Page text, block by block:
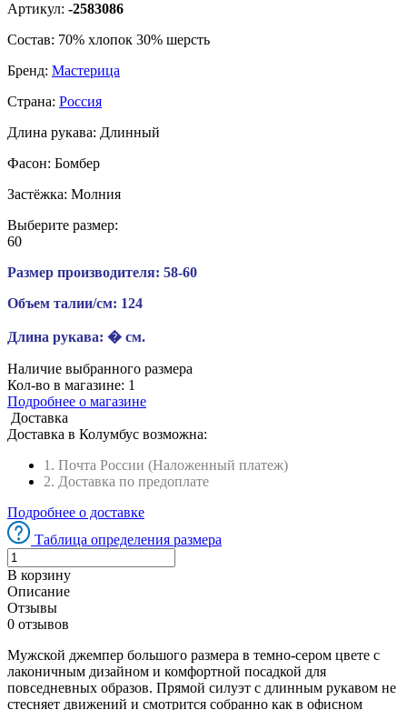
Артикул: -2583086
Состав: 70% хлопок 30% шерсть
Бренд: Мастерица
Страна: Россия
Длина рукава: Длинный
Фасон: Бомбер
Застёжка: Молния
Выберите размер:
60
Размер производителя: 58-60
Объем талии/см: 124
Длина рукава: � см.
Наличие выбранного размера
Кол-во в магазине: 1
Подробнее о магазине
Доставка
Доставка в Колумбус возможна:
1. Почта России (Наложенный платеж)
2. Доставка по предоплате
Подробнее о доставке
Таблица определения размера
В корзину
Описание
Отзывы
0 отзывов
Мужской джемпер большого размера в темно-сером цвете с
лаконичным дизайном и комфортной посадкой для
повседневных образов. Прямой силуэт с длинным рукавом не
стесняет движений и смотрится собранно как в офисном